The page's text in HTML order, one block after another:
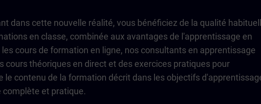
dans cette nouvelle réalité, vous bénéficiez de la qualité
en classe, combinée aux avantages de l'apprentissage en
les cours de formation en ligne, nos consultants en apprentissage
cours théoriques en direct et des exercices pratiques pour
le contenu de la formation décrit dans les objectifs
complète et pratique.